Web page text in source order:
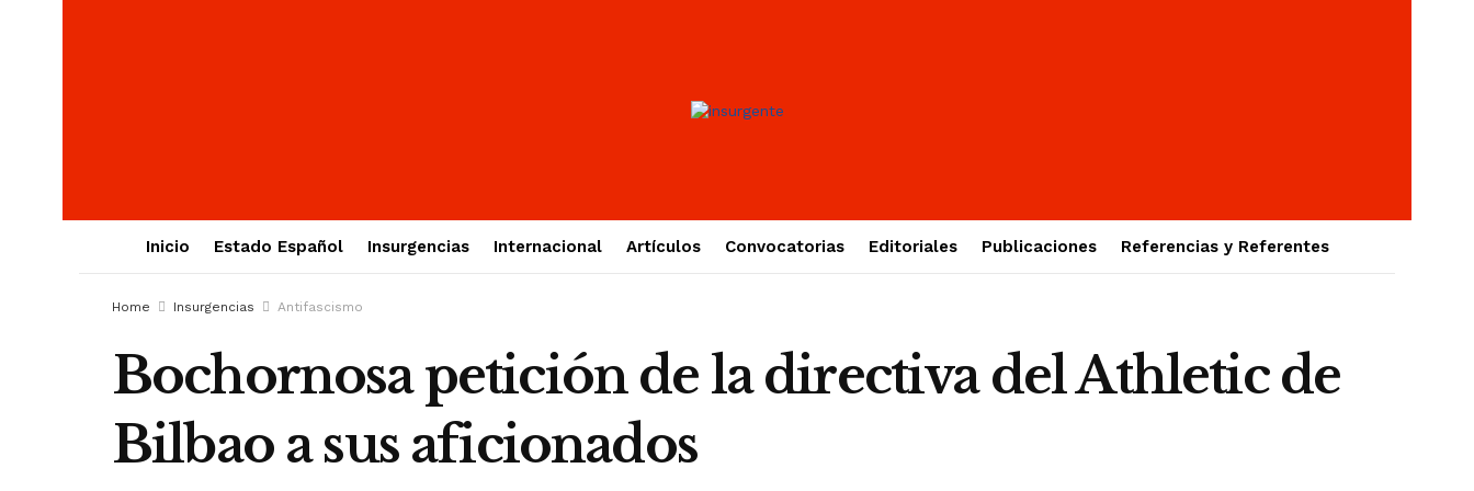
Inicio Estado Español Insurgencias Internacional Artículos Convocatorias Editoriales Publicaciones Referencias y Referentes
Home Insurgencias Antifascismo
Bochornosa petición de la directiva del Athletic de
Bilbao a sus aficionados